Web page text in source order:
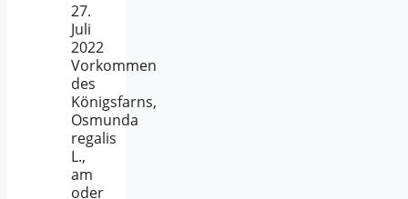
27.
Juli
2022
Vorkommen
des
Königsfarns,
Osmunda
regalis
L.,
am
oder